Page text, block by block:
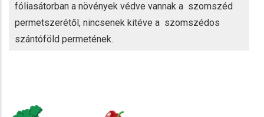
fóliasátorban a növények védve vannak a szomszéd
permetszerétől, nincsenek kitéve a szomszédos
szántóföld permetének.